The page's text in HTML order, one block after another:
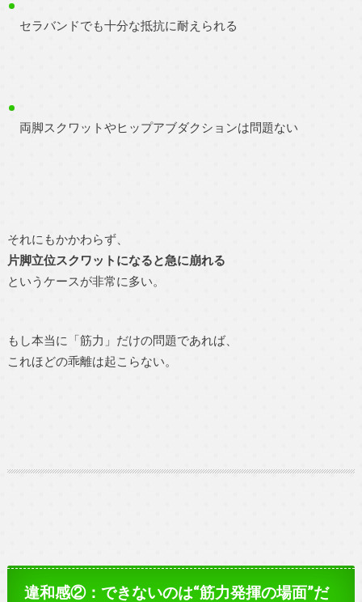
セラバンドでも十分な抵抗に耐えられる
両脚スクワットやヒップアブダクションは問題ない
それにもかかわらず、
片脚立位スクワットになると急に崩れる
というケースが非常に多い。
もし本当に「筋力」だけの問題であれば、
これほどの乖離は起こらない。
違和感②：できないのは“筋力発揮の場面”だ